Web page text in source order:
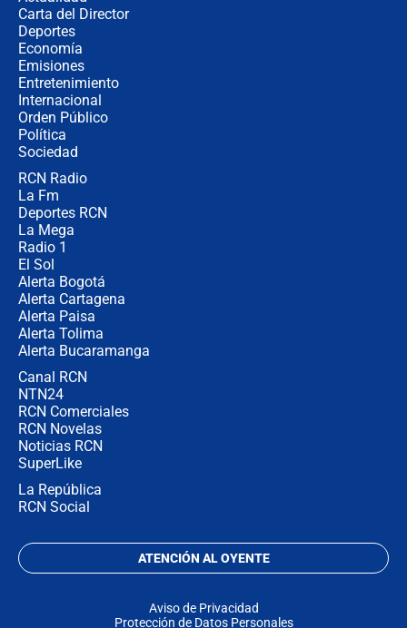
Carta del Director
Deportes
Economía
Emisiones
Entretenimiento
Internacional
Orden Público
Política
Sociedad
RCN Radio
La Fm
Deportes RCN
La Mega
Radio 1
El Sol
Alerta Bogotá
Alerta Cartagena
Alerta Paisa
Alerta Tolima
Alerta Bucaramanga
Canal RCN
NTN24
RCN Comerciales
RCN Novelas
Noticias RCN
SuperLike
La República
RCN Social
ATENCIÓN AL OYENTE
Aviso de Privacidad
Protección de Datos Personales